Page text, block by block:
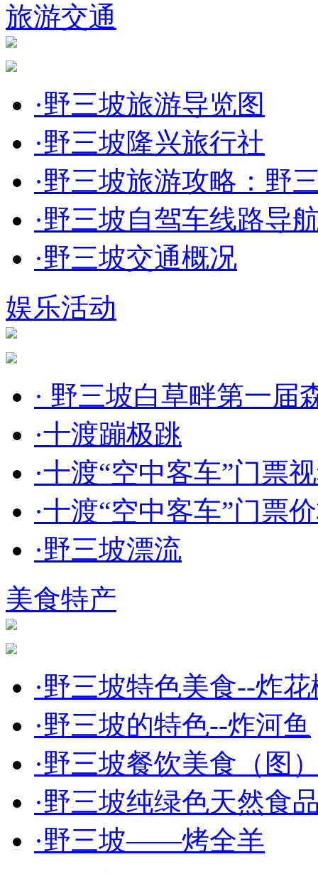
旅游交通
·野三坡旅游导览图
·野三坡隆兴旅行社
·野三坡旅游攻略：野
·野三坡自驾车线路导
·野三坡交通概况
娱乐活动
· 野三坡白草畔第一届
·十渡蹦极跳
·十渡“空中客车”门票
·十渡“空中客车”门票
·野三坡漂流
美食特产
·野三坡特色美食--炸花
·野三坡的特色--炸河鱼
·野三坡餐饮美食（图
·野三坡纯绿色天然食
·野三坡——烤全羊